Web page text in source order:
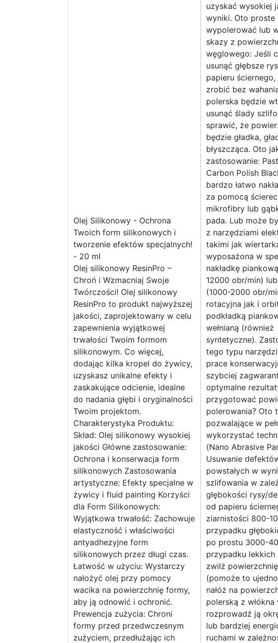
Olej Silikonowy - Ochrona
Twoich form silikonowych i
tworzenie efektów specjalnych!
- 20 ml
Olej silikonowy ResinPro –
Chroń i Wzmacniaj Swoje
Twórczości! Olej silikonowy
ResinPro to produkt najwyższej
jakości, zaprojektowany w celu
zapewnienia wyjątkowej
trwałości Twoim formom
silikonowym. Co więcej,
dodając kilka kropel do żywicy,
uzyskasz unikalne efekty i
zaskakujące odcienie, idealne
do nadania głębi i oryginalności
Twoim projektom.
Charakterystyka Produktu:
Skład: Olej silikonowy wysokiej
jakości Główne zastosowanie:
Ochrona i konserwacja form
silikonowych Zastosowania
artystyczne: Efekty specjalne w
żywicy i fluid painting Korzyści
dla Form Silikonowych:
Wyjątkowa trwałość: Zachowuje
elastyczność i właściwości
antyadhezyjne form
silikonowych przez długi czas.
Łatwość w użyciu: Wystarczy
nałożyć olej przy pomocy
wacika na powierzchnię formy,
aby ją odnowić i ochronić.
Prewencja zużycia: Chroni
formy przed przedwczesnym
zużyciem, przedłużając ich
uzyskać wysokiej
wyniki. Oto proste
wypolerować lub
skazy z
węglowego: Jeśli
usunąć głębsze
papieru
zrobić bez
polerska będzie
usunąć ślady
sprawić, że
będzie gładka,
błyszcząca. Oto
zastosowanie:
Carbon Polish
bardzo łatwo
za pomocą
mikrofibry lub
pada. Lub może
z narzędziami
takimi jak
wyposażona w
nakładkę
12000 obr/min)
(1000-2000 obr/
rotacyjna jak i
podkładką
wełnianą (również
syntetyczne).
tego typu
prace
szybciej
optymalne
przygotować
polerowania? Oto
pozwalające w
wykorzystać
(Nano Abrasive
Usuwanie
powstałych w
szlifowania w
głębokości rysy/
od papieru
ziarnistości 800-
przypadku
po prostu 3000-
przypadku lekkich
zwilż
(pomoże to
nałóż na
polerską z
rozprowadź ją
lub bardziej
ruchami w